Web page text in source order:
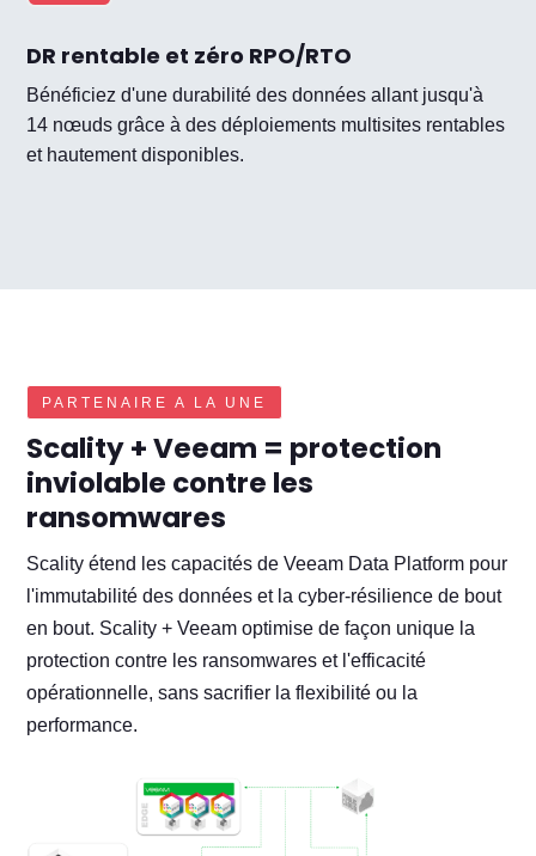
DR rentable et zéro RPO/RTO
Bénéficiez d'une durabilité des données allant jusqu'à
14 nœuds grâce à des déploiements multisites rentables
et hautement disponibles.
PARTENAIRE A LA UNE
Scality + Veeam = protection
inviolable contre les
ransomwares
Scality étend les capacités de Veeam Data Platform pour
l'immutabilité des données et la cyber-résilience de bout
en bout. Scality + Veeam optimise de façon unique la
protection contre les ransomwares et l'efficacité
opérationnelle, sans sacrifier la flexibilité ou la
performance.